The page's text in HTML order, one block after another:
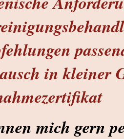
in kleiner
mich gern